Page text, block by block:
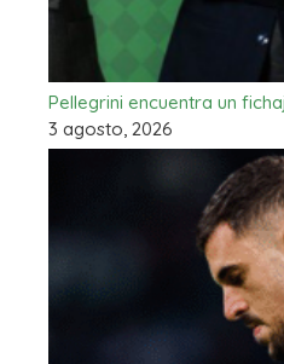
Pellegrini encuentra un
3 agosto, 2026